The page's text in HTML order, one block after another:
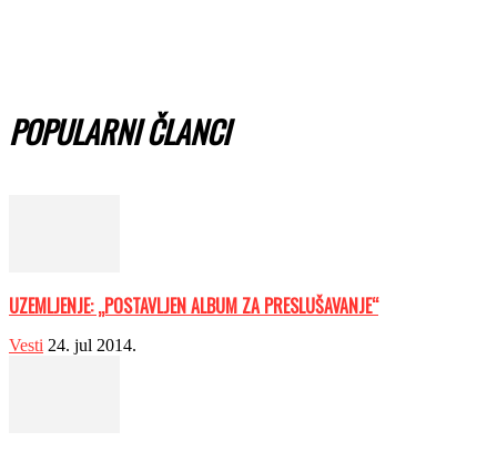
POPULARNI ČLANCI
UZEMLJENJE: „POSTAVLJEN ALBUM ZA PRESLUŠAVANJE“
Vesti 24. jul 2014.